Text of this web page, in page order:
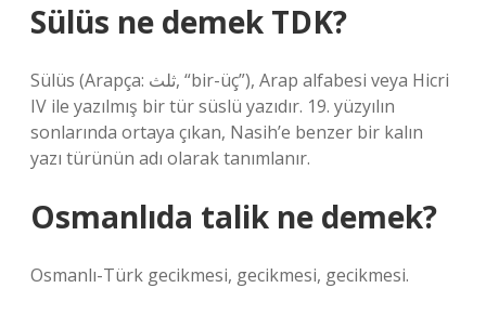
Sülüs ne demek TDK?
Sülüs (Arapça: ثلث, “bir-üç”), Arap alfabesi veya Hicri
IV ile yazılmış bir tür süslü yazıdır. 19. yüzyılın
sonlarında ortaya çıkan, Nasih’e benzer bir kalın
yazı türünün adı olarak tanımlanır.
Osmanlıda talik ne demek?
Osmanlı-Türk gecikmesi, gecikmesi, gecikmesi.